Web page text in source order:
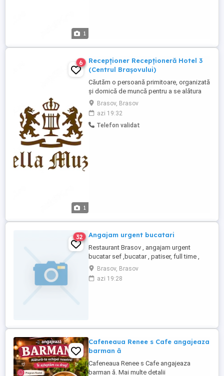
1
1
6
Recepționer Recepționeră Hotel 3
(Centrul Brașovului)
Căutăm o persoană primitoare, organizată
și dornică de muncă pentru a se alătura
echipei noastre la un hotel situat chiar în
inima Brașovului! Dacă îți place să lucrezi
cu oamenii, ești atent(ă) la detalii și vrei să
oferi o experiență plăcută oaspeților
Brasov, Brasov
azi 19:32
Telefon validat
32 Angajam urgent bucatari
Restaurant Brasov , angajam urgent
bucatar sef ,bucatar , patiser, full time ,
ture, salar atractiv.
Brasov, Brasov
azi 19:28
Cafeneaua Renee s Cafe angajeaza
barman ă
Cafeneaua Renee s Cafe angajeaza
barman ă. Mai multe detalii